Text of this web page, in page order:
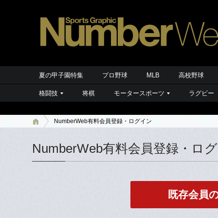
夏の甲子園特集 プロ野球 MLB 高校野球
格闘技 将棋 モータースポーツ ラグビー
NumberWeb有料会員登録・ログイン
NumberWeb有料会員登録・ロ
既存会員